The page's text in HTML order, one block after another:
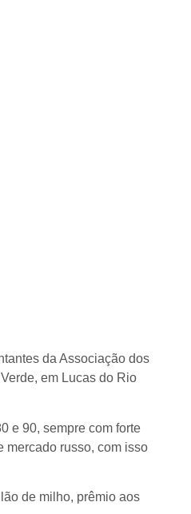
da Associação dos
em Lucas do Rio
e 90, sempre com forte
mercado russo, com isso
de milho, prêmio aos